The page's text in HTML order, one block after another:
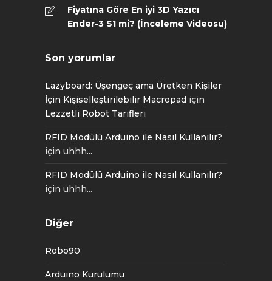
Fiyatına Göre En iyi 3D Yazıcı
Ender-3 S1 mi? (İnceleme Videosu)
Son yorumlar
Lazyboard: Üşengeç ama Üretken Kişiler
İçin Kişiselleştirilebilir Macropad için
Lezzetli Robot Tarifleri
RFID Modülü Arduino ile Nasıl Kullanılır?
için uhhh...
RFID Modülü Arduino ile Nasıl Kullanılır?
için uhhh...
Diğer
Robo90
Arduino Kurulumu